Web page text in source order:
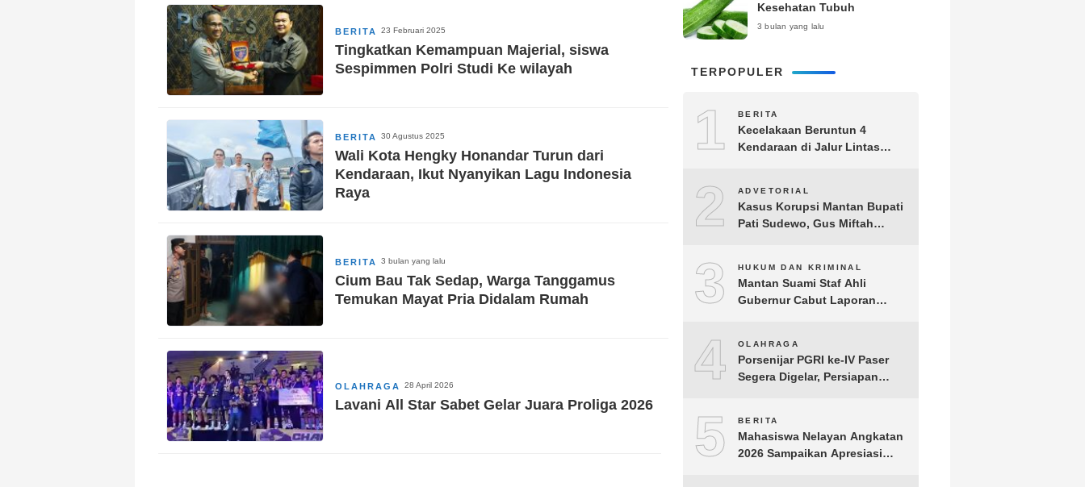
BERITA 23 Februari 2025
Tingkatkan Kemampuan Majerial, siswa
Sespimmen Polri Studi Ke wilayah
BERITA 30 Agustus 2025
Wali Kota Hengky Honandar Turun dari
Kendaraan, Ikut Nyanyikan Lagu Indonesia
Raya
BERITA 3 bulan yang lalu
Cium Bau Tak Sedap, Warga Tanggamus
Temukan Mayat Pria Didalam Rumah
OLAHRAGA 28 April 2026
Lavani All Star Sabet Gelar Juara Proliga 2026
Kesehatan Tubuh
3 bulan yang lalu
TERPOPULER
1 BERITA
Kecelakaan Beruntun 4
Kendaraan di Jalur Lintas
2 ADVETORIAL
Kasus Korupsi Mantan Bupati
Pati Sudewo, Gus Miftah
3 HUKUM DAN KRIMINAL
Mantan Suami Staf Ahli
Gubernur Cabut Laporan
4 OLAHRAGA
Porsenijar PGRI ke-IV Paser
Segera Digelar, Persiapan
5 BERITA
Mahasiswa Nelayan Angkatan
2026 Sampaikan Apresiasi